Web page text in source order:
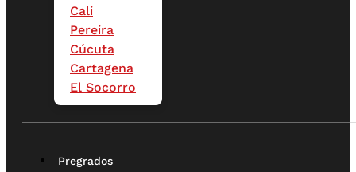
Cali
Pereira
Cúcuta
Cartagena
El Socorro
Pregrados